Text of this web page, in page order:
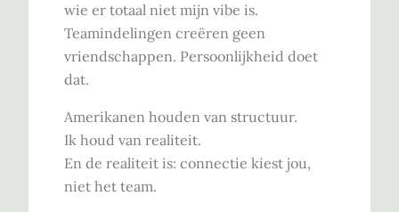
wie er totaal niet mijn vibe is.
Teamindelingen creëren geen
vriendschappen. Persoonlijkheid doet
dat.
Amerikanen houden van structuur.
Ik houd van realiteit.
En de realiteit is: connectie kiest jou,
niet het team.